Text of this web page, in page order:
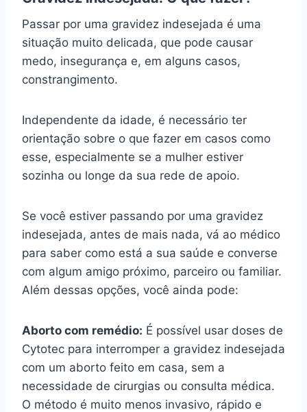
Passar por uma gravidez indesejada é uma
situação muito delicada, que pode causar
medo, insegurança e, em alguns casos,
constrangimento.
Independente da idade, é necessário ter
orientação sobre o que fazer em casos como
esse, especialmente se a mulher estiver
sozinha ou longe da sua rede de apoio.
Se você estiver passando por uma gravidez
indesejada, antes de mais nada, vá ao médico
para saber como está a sua saúde e converse
com algum amigo próximo, parceiro ou familiar.
Além dessas opções, você ainda pode:
Aborto com remédio: É possível usar doses de
Cytotec para interromper a gravidez indesejada
com um aborto feito em casa, sem a
necessidade de cirurgias ou consulta médica.
O método é muito menos invasivo, rápido e